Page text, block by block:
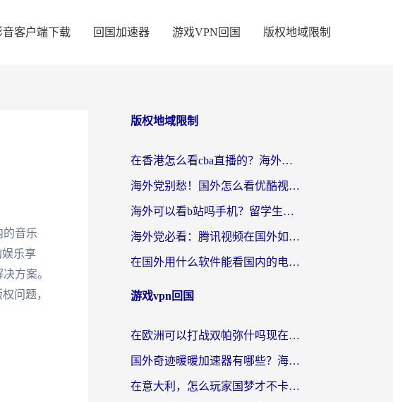
音客户端下载 回国加速器 游戏VPN回国 版权地域限制
的音乐
乐享
方案。
问题，
版权地域限制
在香港怎么看cba直播的？海外党体育观赛终极指南：告别版权限制，畅享中文解说
海外党别愁！国外怎么看优酷视频？一招解决追剧、看直播难题
海外可以看b站吗手机？留学生亲测有效的回国加速指南
海外党必看：腾讯视频在国外如何解除地域限制？附优酷咪咕使用指南
在国外用什么软件能看国内的电视剧啊？留学生亲测有效的回国加速方案
游戏vpn回国
在欧洲可以打战双帕弥什吗现在？跨越延迟墙的实战指南
国外奇迹暖暖加速器有哪些？海外党国服游戏畅玩终极指南（附亲测推荐）
在意大利，怎么玩家国梦才不卡？这份终极加速指南请收好